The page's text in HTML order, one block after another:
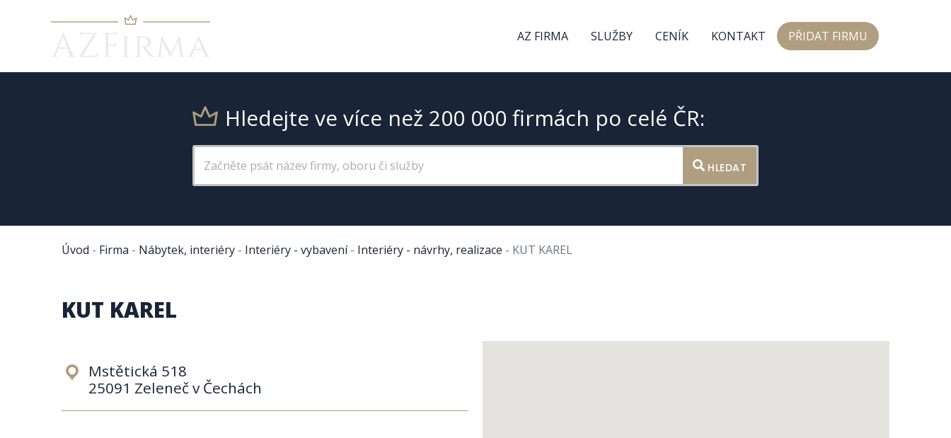
AZ FIRMA SLUŽBY CENÍK KONTAKT PŘIDAT FIRMU
Hledejte ve více než 200 000 firmách po celé ČR:
HLEDAT
Úvod - Firma - Nábytek, interiéry - Interiéry - vybavení- Interiéry - návrhy, realizace - KUT KAREL
KUT KAREL
Mstětická 518
25091 Zeleneč v Čechách